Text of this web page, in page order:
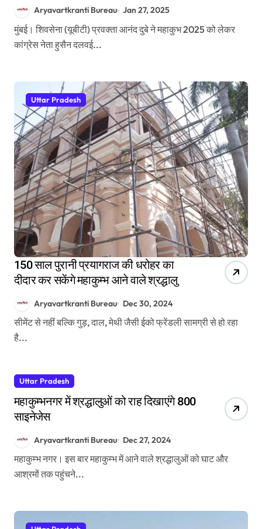
Aryavartkranti Bureau Jan 27, 2025
मुंबई। शिवसेना (यूबीटी) प्रवक्ता आनंद दुबे ने महाकुभ 2025 को लेकर
कांग्रेस नेता हुसैन दलवई...
Uttar Pradesh
150 साल पुरानी प्रयागराज की धरोहर का
दीदार कर सकेंगे महाकुम्भ आने वाले श्रद्धालु
Aryavartkranti Bureau Dec 30, 2024
सीमेंट से नहीं बल्कि गुड़, दाल, मेथी जैसी ईको फ्रेंडली सामग्री से हो रहा
है...
Uttar Pradesh
महाकुम्भनगर में श्रद्धालुओं को राह दिखाएंगे 800
साइनेजेस
Aryavartkranti Bureau Dec 27, 2024
महाकुम्भ नगर। इस बार महाकुम्भ में आने वाले श्रद्धालुओं को घाट और
आश्रमों तक पहुंचने...